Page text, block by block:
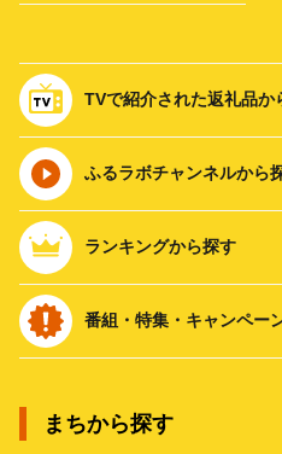
TVで紹介された返礼品か
ふるラボチャンネルから
ランキングから探す
番組・特集・キャンペー
まちから探す